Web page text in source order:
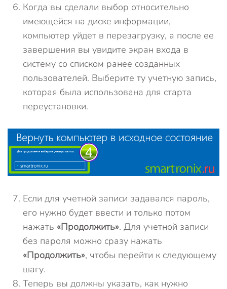
Когда вы сделали выбор относительно
имеющейся на диске информации,
компьютер уйдет в перезагрузку, а после ее
завершения вы увидите экран входа в
систему со списком ранее созданных
пользователей. Выберите ту учетную запись,
которая была использована для старта
переустановки.
Если для учетной записи задавался пароль,
его нужно будет ввести и только потом
нажать «Продолжить». Для учетной записи
без пароля можно сразу нажать
«Продолжить», чтобы перейти к следующему
шагу.
Теперь вы должны указать, как нужно